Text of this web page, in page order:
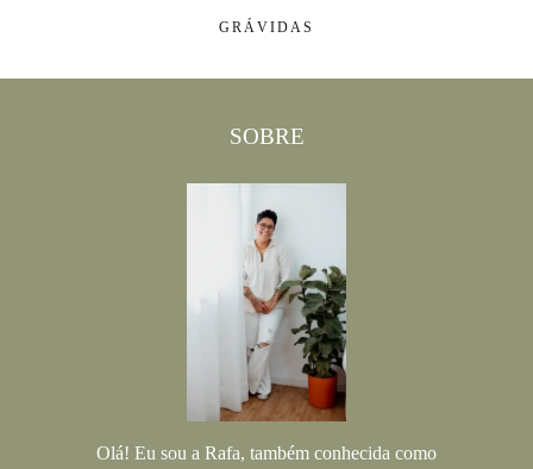
GRÁVIDAS
SOBRE
Olá! Eu sou a Rafa, também conhecida como